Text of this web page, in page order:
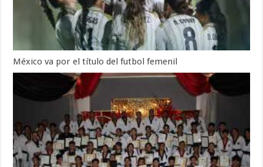
México va por el título del futbol femenil